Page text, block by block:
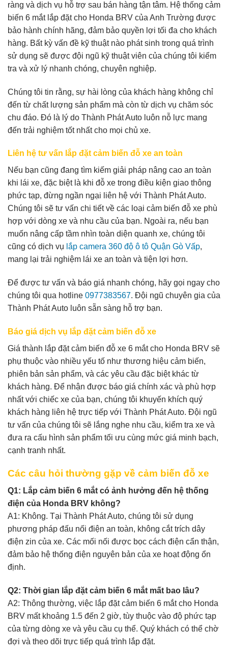
ràng và dịch vụ hỗ trợ sau bán hàng tận tâm. Hệ thống cảm
biến 6 mắt lắp đặt cho Honda BRV của Anh Trường được
bảo hành chính hãng, đảm bảo quyền lợi tối đa cho khách
hàng. Bất kỳ vấn đề kỹ thuật nào phát sinh trong quá trình
sử dụng sẽ được đội ngũ kỹ thuật viên của chúng tôi kiểm
tra và xử lý nhanh chóng, chuyên nghiệp.
Chúng tôi tin rằng, sự hài lòng của khách hàng không chỉ
đến từ chất lượng sản phẩm mà còn từ dịch vụ chăm sóc
chu đáo. Đó là lý do Thành Phát Auto luôn nỗ lực mang
đến trải nghiệm tốt nhất cho mọi chủ xe.
Liên hệ tư vấn lắp đặt cảm biến đỗ xe an toàn
Nếu bạn cũng đang tìm kiếm giải pháp nâng cao an toàn
khi lái xe, đặc biệt là khi đỗ xe trong điều kiện giao thông
phức tạp, đừng ngần ngại liên hệ với Thành Phát Auto.
Chúng tôi sẽ tư vấn chi tiết về các loại cảm biến đỗ xe phù
hợp với dòng xe và nhu cầu của bạn. Ngoài ra, nếu bạn
muốn nâng cấp tầm nhìn toàn diện quanh xe, chúng tôi
cũng có dịch vụ lắp camera 360 độ ô tô Quận Gò Vấp,
mang lại trải nghiệm lái xe an toàn và tiện lợi hơn.
Để được tư vấn và báo giá nhanh chóng, hãy gọi ngay cho
chúng tôi qua hotline 0977383567. Đội ngũ chuyên gia của
Thành Phát Auto luôn sẵn sàng hỗ trợ bạn.
Báo giá dịch vụ lắp đặt cảm biến đỗ xe
Giá thành lắp đặt cảm biến đỗ xe 6 mắt cho Honda BRV sẽ
phụ thuộc vào nhiều yếu tố như thương hiệu cảm biến,
phiên bản sản phẩm, và các yêu cầu đặc biệt khác từ
khách hàng. Để nhận được báo giá chính xác và phù hợp
nhất với chiếc xe của bạn, chúng tôi khuyến khích quý
khách hàng liên hệ trực tiếp với Thành Phát Auto. Đội ngũ
tư vấn của chúng tôi sẽ lắng nghe nhu cầu, kiểm tra xe và
đưa ra cấu hình sản phẩm tối ưu cùng mức giá minh bạch,
cạnh tranh nhất.
Các câu hỏi thường gặp về cảm biến đỗ xe
Q1: Lắp cảm biến 6 mắt có ảnh hưởng đến hệ thống
điện của Honda BRV không?
A1: Không. Tại Thành Phát Auto, chúng tôi sử dụng
phương pháp đấu nối điện an toàn, không cắt trích dây
điện zin của xe. Các mối nối được bọc cách điện cẩn thận,
đảm bảo hệ thống điện nguyên bản của xe hoạt động ổn
định.
Q2: Thời gian lắp đặt cảm biến 6 mắt mất bao lâu?
A2: Thông thường, việc lắp đặt cảm biến 6 mắt cho Honda
BRV mất khoảng 1.5 đến 2 giờ, tùy thuộc vào độ phức tạp
của từng dòng xe và yêu cầu cụ thể. Quý khách có thể chờ
đợi và theo dõi trực tiếp quá trình lắp đặt.